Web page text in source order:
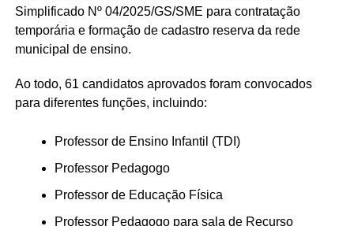
Simplificado Nº 04/2025/GS/SME para contratação
temporária e formação de cadastro reserva da rede
municipal de ensino.
Ao todo, 61 candidatos aprovados foram convocados
para diferentes funções, incluindo:
Professor de Ensino Infantil (TDI)
Professor Pedagogo
Professor de Educação Física
Professor Pedagogo para sala de Recurso